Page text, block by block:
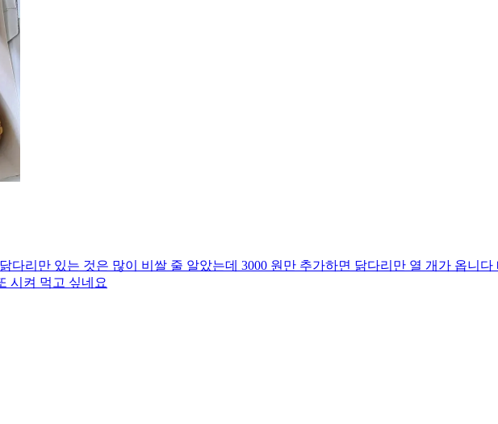
다리만 있는 것은 많이 비쌀 줄 알았는데 3000 원만 추가하면 닭다리만 열 개가 옵니
시켜 먹고 싶네요